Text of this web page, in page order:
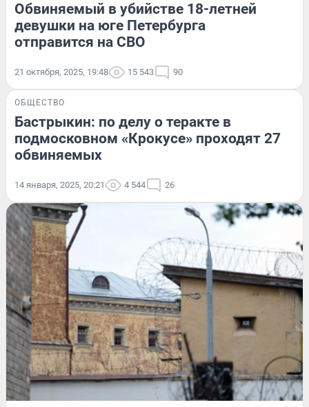
Обвиняемый в убийстве 18-летней
девушки на юге Петербурга
отправится на СВО
21 октября, 2025, 19:48 15 543 90
ОБЩЕСТВО
Бастрыкин: по делу о теракте в
подмосковном «Крокусе» проходят 27
обвиняемых
14 января, 2025, 20:21 4 544 26